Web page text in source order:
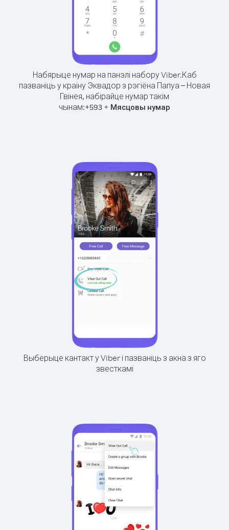
Набярыце нумар на панэлі набору Viber.Каб
пазваніць у краіну Эквадор з рэгіёна Папуа – Новая
Гвінея, набірайце нумар такім
чынам:+593 + Мясцовы нумар
Выберыце кантакт у Viber і пазваніць з акна з яго
звесткамі